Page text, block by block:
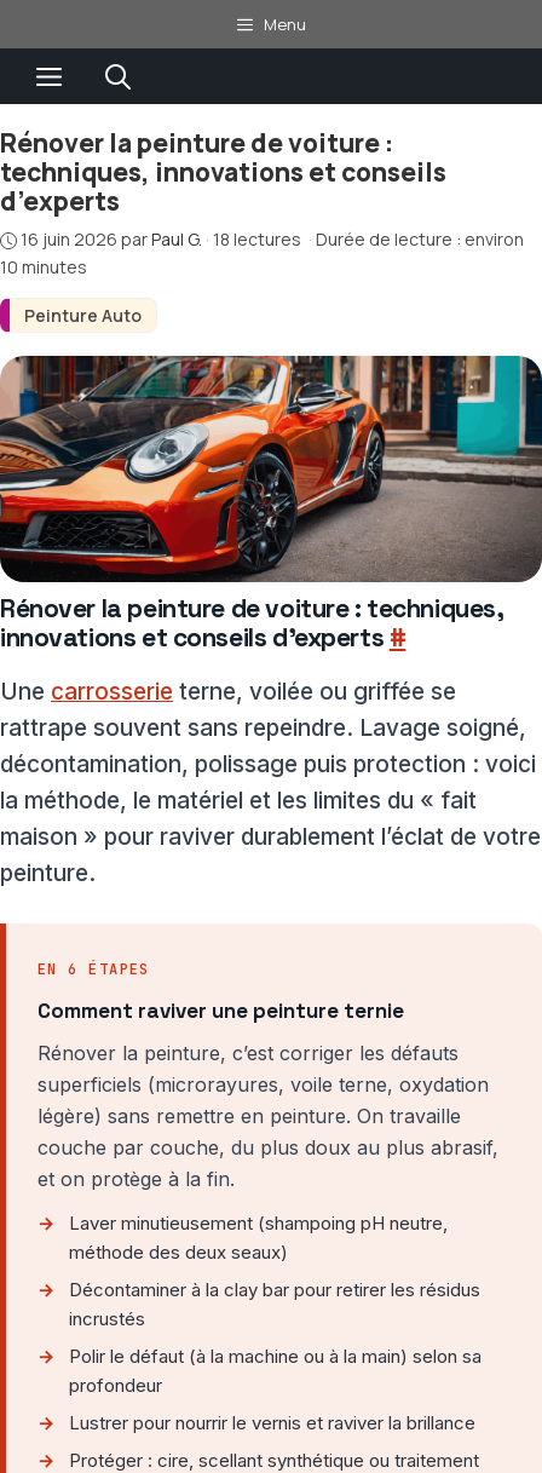
au
contenu
Menu
Menu
Peinture Auto
Rénover la peinture de voiture :
techniques, innovations et conseils
d’experts
16 juin 2026 parPaul G. · 18 lectures · Durée de lecture : environ
10 minutes
Rénover la peinture de voiture : techniques,
innovations et conseils d’experts #
Une carrosserie terne, voilée ou griffée se
rattrape souvent sans repeindre. Lavage soigné,
décontamination, polissage puis protection : voici
la méthode, le matériel et les limites du « fait
maison » pour raviver durablement l’éclat de votre
peinture.
EN 6 ÉTAPES
Comment raviver une peinture ternie
Rénover la peinture, c’est corriger les défauts
superficiels (microrayures, voile terne, oxydation
légère) sans remettre en peinture. On travaille
couche par couche, du plus doux au plus abrasif,
et on protège à la fin.
Laver minutieusement (shampoing pH neutre,
méthode des deux seaux)
Décontaminer à la clay bar pour retirer les résidus
incrustés
Polir le défaut (à la machine ou à la main) selon sa
profondeur
Lustrer pour nourrir le vernis et raviver la brillance
Protéger : cire, scellant synthétique ou traitement